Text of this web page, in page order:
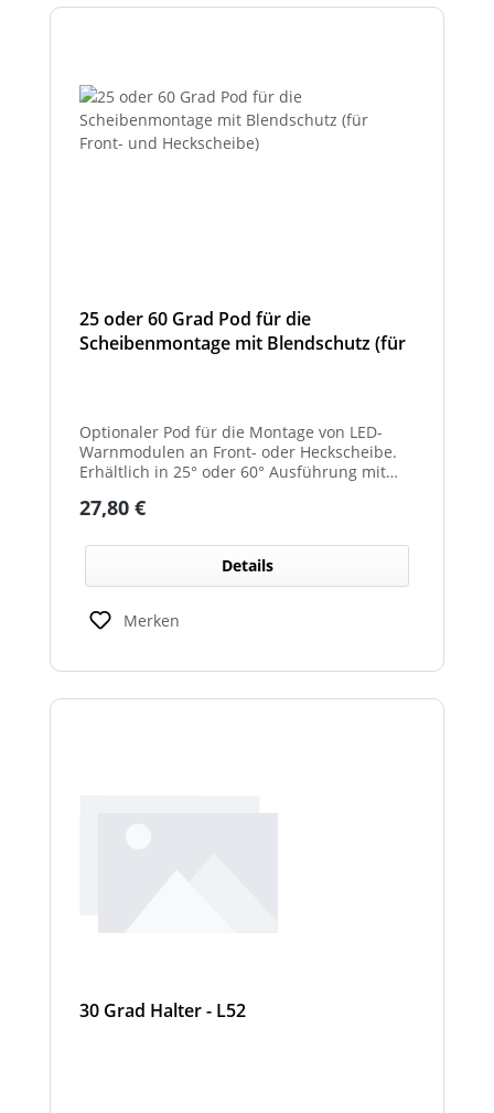
25 oder 60 Grad Pod für die
Scheibenmontage mit Blendschutz (für
Optionaler Pod für die Montage von LED-
Warnmodulen an Front- oder Heckscheibe.
Erhältlich in 25° oder 60° Ausführung mit
Regulärer Preis:
27,80 €
Details
Merken
30 Grad Halter - L52